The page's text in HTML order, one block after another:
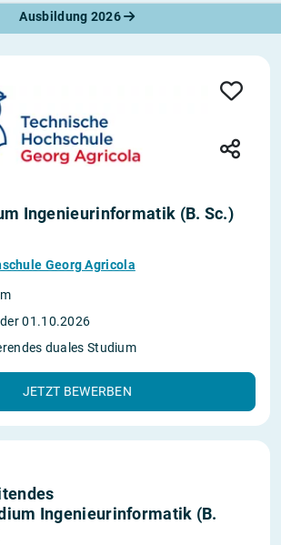
Ausbildung 2026
Ingenieurinformatik (B. Sc.)
Georg Agricola
01.10.2026
duales Studium
JETZT BEWERBEN
Ingenieurinformatik (B.